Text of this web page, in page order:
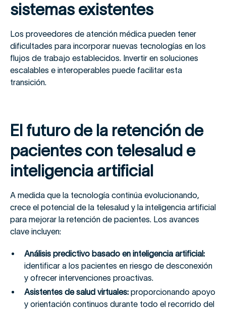
sistemas existentes
Los proveedores de atención médica pueden tener
dificultades para incorporar nuevas tecnologías en los
flujos de trabajo establecidos. Invertir en soluciones
escalables e interoperables puede facilitar esta
transición.
El futuro de la retención de
pacientes con telesalud e
inteligencia artificial
A medida que la tecnología continúa evolucionando,
crece el potencial de la telesalud y la inteligencia artificial
para mejorar la retención de pacientes. Los avances
clave incluyen:
Análisis predictivo basado en inteligencia artificial:
identificar a los pacientes en riesgo de desconexión
y ofrecer intervenciones proactivas.
Asistentes de salud virtuales: proporcionando apoyo
y orientación continuos durante todo el recorrido del